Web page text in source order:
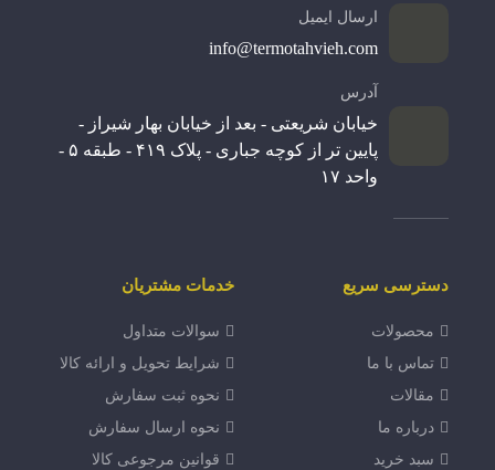
ارسال ایمیل
info@termotahvieh.com
آدرس
خیابان شریعتی - بعد از خیابان بهار شیراز -
پایین تر از کوچه جباری - پلاک ۴۱۹ - طبقه ۵ -
واحد ۱۷
دسترسی سریع
محصولات
تماس با ما
مقالات
درباره ما
سبد خرید
خدمات مشتریان
سوالات متداول
شرایط تحویل و ارائه کالا
نحوه ثبت سفارش
نحوه ارسال سفارش
قوانین مرجوعی کالا